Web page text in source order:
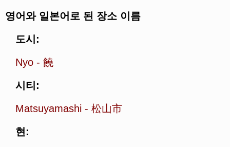
영어와 일본어로 된 장소 이름
도시:
Nyo - 饒
시티:
Matsuyamashi - 松山市
현: